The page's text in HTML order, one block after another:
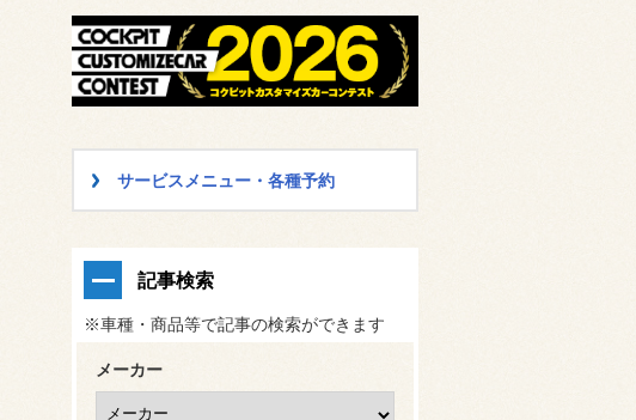
サービスメニュー・各種予約
記事検索
※車種・商品等で記事の検索ができます
メーカー